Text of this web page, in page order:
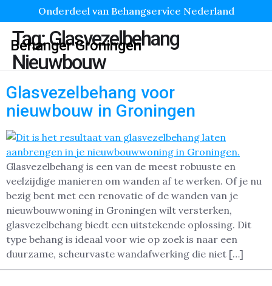
Onderdeel van Behangservice Nederland
Behanger Groningen
Tag:Glasvezelbehang
Nieuwbouw
Glasvezelbehang voor
nieuwbouw in Groningen
Glasvezelbehang is een van de meest robuuste en
veelzijdige manieren om wanden af te werken. Of je nu
bezig bent met een renovatie of de wanden van je
nieuwbouwwoning in Groningen wilt versterken,
glasvezelbehang biedt een uitstekende oplossing. Dit
type behang is ideaal voor wie op zoek is naar een
duurzame, scheurvaste wandafwerking die niet […]